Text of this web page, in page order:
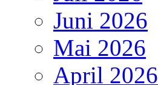
Juni 2026
Mai 2026
April 2026